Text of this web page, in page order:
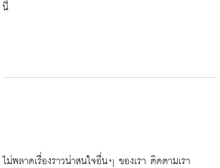
นี้
ไม่พลาดเรื่องราวน่าสนใจอื่นๆ ของเรา ติดตามเรา